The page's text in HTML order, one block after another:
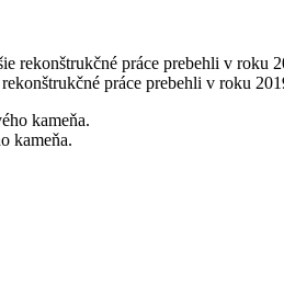
práce prebehli v roku
kameňa.